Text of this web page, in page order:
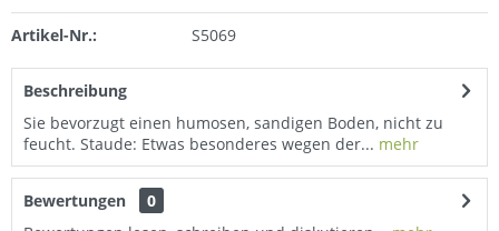
Artikel-Nr.: S5069
Beschreibung
Sie bevorzugt einen humosen, sandigen Boden, nicht zu
feucht. Staude: Etwas besonderes wegen der... mehr
Bewertungen
0